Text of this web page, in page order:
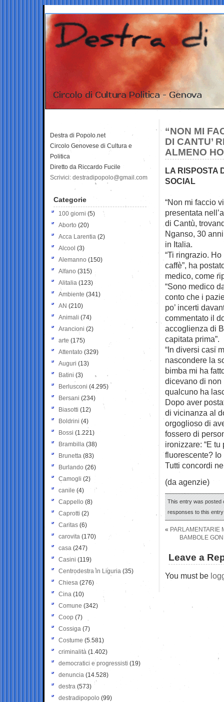
“NON MI
DI CANTU’
ALMENO
LA RISPOSTA
SOCIAL
“Non mi faccio
presentata
di Cantù,
Nganso, 30
in Italia.
“Ti ringrazio.
caffè”, ha
medico, come
“Sono medico
conto che i
po’ incerti
commentato il
accoglienza di
capitata prima”.
“In diversi casi
nascondere la
bimba mi ha
dicevano di non
qualcuno ha
Dopo aver
di vicinanza al
orgoglioso di
fossero di
ironizzare: “E
fluorescente?
Tutti concordi
(da agenzie)
This entry was posted
responses to this
« PARLAMENTARIE
BAMBOLE
Leave a
You must be
Destra di Popolo.net
Circolo Genovese di Cultura e
Politica
Diretto da Riccardo Fucile
Scrivici: destradipopolo@gmail.com
Categorie
100 giorni (5)
Aborto (20)
Acca Larentia (2)
Alcool (3)
Alemanno (150)
Alfano (315)
Alitalia (123)
Ambiente (341)
AN (210)
Animali (74)
Arancioni (2)
arte (175)
Attentato (329)
Auguri (13)
Batini (3)
Berlusconi (4.295)
Bersani (234)
Biasotti (12)
Boldrini (4)
Bossi (1.221)
Brambilla (38)
Brunetta (83)
Burlando (26)
Camogli (2)
canile (4)
Cappello (8)
Caprotti (2)
Caritas (6)
carovita (170)
casa (247)
Casini (119)
Centrodestra in Liguria (35)
Chiesa (276)
Cina (10)
Comune (342)
Coop (7)
Cossiga (7)
Costume (5.581)
criminalità (1.402)
democratici e progressisti (19)
denuncia (14.528)
destra (573)
destradipopolo (99)